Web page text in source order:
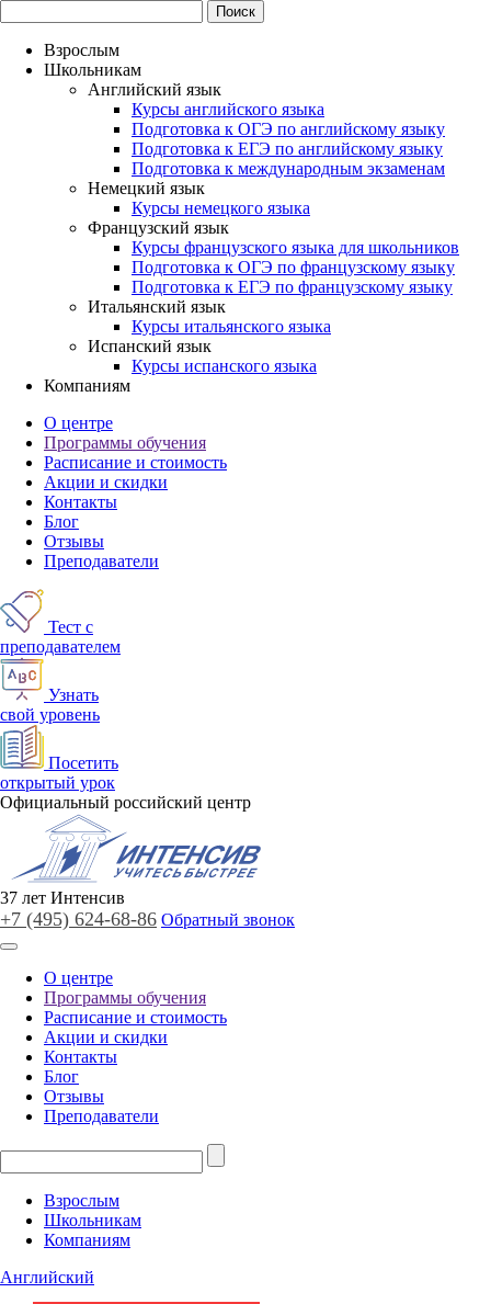
Взрослым
Школьникам
Английский язык
Курсы английского языка
Подготовка к ОГЭ по английскому языку
Подготовка к ЕГЭ по английскому языку
Подготовка к международным экзаменам
Немецкий язык
Курсы немецкого языка
Французский язык
Курсы французского языка для школьников
Подготовка к ОГЭ по французскому языку
Подготовка к ЕГЭ по французскому языку
Итальянский язык
Курсы итальянского языка
Испанский язык
Курсы испанского языка
Компаниям
О центре
Программы обучения
Расписание и стоимость
Акции и скидки
Контакты
Блог
Отзывы
Преподаватели
Тест с
преподавателем
Узнать
свой уровень
Посетить
открытый урок
Официальный российский центр
37 лет Интенсив
+7 (495) 624-68-86 Обратный звонок
О центре
Программы обучения
Расписание и стоимость
Акции и скидки
Контакты
Блог
Отзывы
Преподаватели
Взрослым
Школьникам
Компаниям
Английский